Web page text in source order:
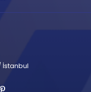
İstanbul